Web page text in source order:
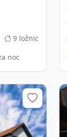
9 ložnic
noc